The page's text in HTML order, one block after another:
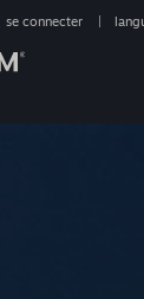
se connecter